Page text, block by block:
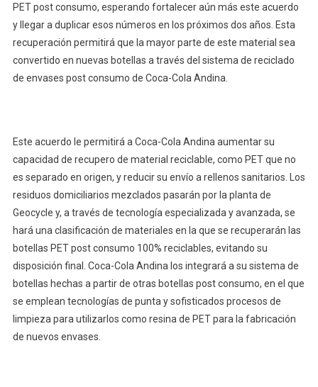
PET post consumo, esperando fortalecer aún más este acuerdo
y llegar a duplicar esos números en los próximos dos años. Esta
recuperación permitirá que la mayor parte de este material sea
convertido en nuevas botellas a través del sistema de reciclado
de envases post consumo de Coca-Cola Andina.
Este acuerdo le permitirá a Coca-Cola Andina aumentar su
capacidad de recupero de material reciclable, como PET que no
es separado en origen, y reducir su envío a rellenos sanitarios. Los
residuos domiciliarios mezclados pasarán por la planta de
Geocycle y, a través de tecnología especializada y avanzada, se
hará una clasificación de materiales en la que se recuperarán las
botellas PET post consumo 100% reciclables, evitando su
disposición final. Coca-Cola Andina los integrará a su sistema de
botellas hechas a partir de otras botellas post consumo, en el que
se emplean tecnologías de punta y sofisticados procesos de
limpieza para utilizarlos como resina de PET para la fabricación
de nuevos envases.